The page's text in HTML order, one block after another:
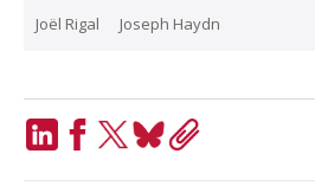
Joël Rigal Joseph Haydn